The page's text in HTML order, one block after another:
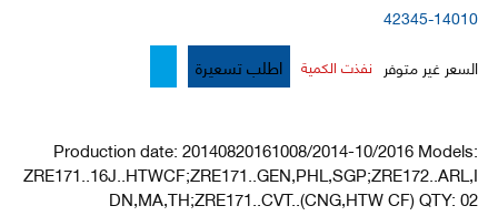
42345-14010
السعر غير متوفر نفذت الكمية اطلب تسعيرة
Production date: 20140820161008/2014-10/2016 Models:
ZRE171..16J..HTWCF;ZRE171..GEN,PHL,SGP;ZRE172..ARL,I
DN,MA,TH;ZRE171..CVT..(CNG,HTW CF) QTY: 02